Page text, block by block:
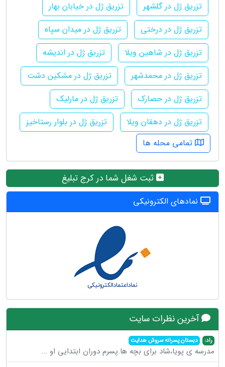
تزریق ژل در گلشهر
تزریق ژل در خیابان بهار
تزریق ژل در درختی
تزریق ژل در میدان سپاه
تزریق ژل در شاهین ویلا
تزریق ژل در اندیشه
تزریق ژل در محمدشهر
تزریق ژل در مشکین دشت
تزریق ژل در حصارک
تزریق ژل در مارلیک
تزریق ژل در دهقان ویلا
تزریق ژل در بلوار رستاخیز
تمامی محله ها
ثبت شغل شما در کرج تبلیغ
نمادهای الکترونیکی
آخرین نظرات سایت
راد: دبستان پسرانه سروش هدایت
مدرسه ی پویا،شاد برای بچه ها.پسرم دوران ابتدایی او ...